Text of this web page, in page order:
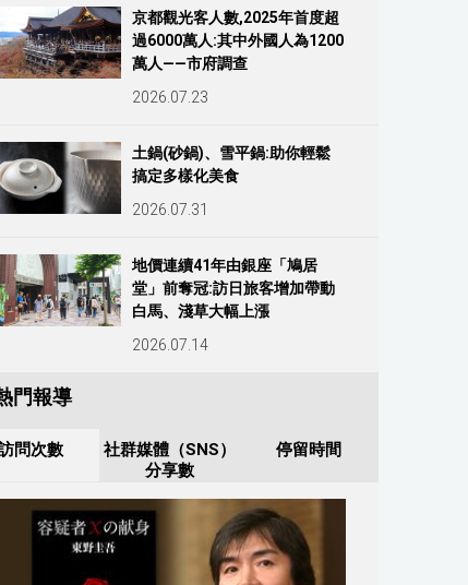
京都觀光客人數,2025年首度超
過6000萬人:其中外國人為1200
萬人——市府調查
2026.07.23
土鍋(砂鍋)、雪平鍋:助你輕鬆
搞定多樣化美食
2026.07.31
地價連續41年由銀座「鳩居
堂」前奪冠:訪日旅客增加帶動
白馬、淺草大幅上漲
2026.07.14
門報導
問次數
社群媒體（SNS）
分享數
停留時間